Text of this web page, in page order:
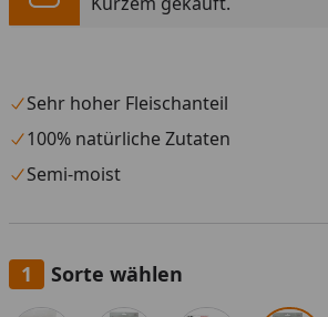
Sehr hoher Fleischanteil
100% natürliche Zutaten
Semi-moist
Sorte wählen